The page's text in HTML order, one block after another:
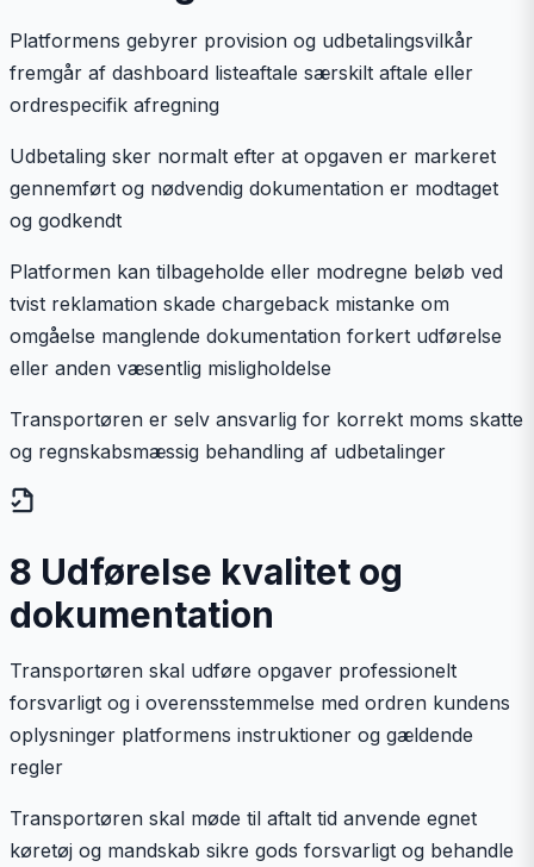
Platformens gebyrer provision og udbetalingsvilkår
fremgår af dashboard listeaftale særskilt aftale eller
ordrespecifik afregning
Udbetaling sker normalt efter at opgaven er markeret
gennemført og nødvendig dokumentation er modtaget
og godkendt
Platformen kan tilbageholde eller modregne beløb ved
tvist reklamation skade chargeback mistanke om
omgåelse manglende dokumentation forkert udførelse
eller anden væsentlig misligholdelse
Transportøren er selv ansvarlig for korrekt moms skatte
og regnskabsmæssig behandling af udbetalinger
8 Udførelse kvalitet og
dokumentation
Transportøren skal udføre opgaver professionelt
forsvarligt og i overensstemmelse med ordren kundens
oplysninger platformens instruktioner og gældende
regler
Transportøren skal møde til aftalt tid anvende egnet
køretøj og mandskab sikre gods forsvarligt og behandle